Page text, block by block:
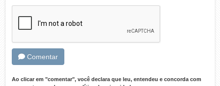
Comentar
Ao clicar em "comentar", você declara que leu, entendeu e concorda com